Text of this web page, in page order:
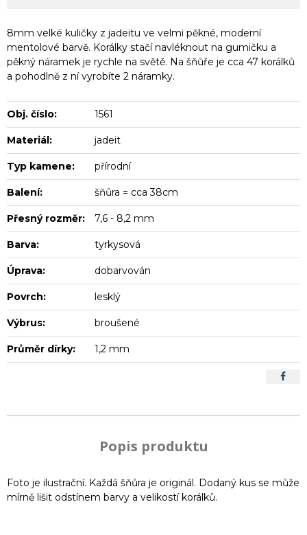
8mm velké kuličky z jadeitu ve velmi pěkné, moderní
mentolové barvě. Korálky stačí navléknout na gumičku a
pěkný náramek je rychle na světě. Na šňůře je cca 47 korálků
a pohodlně z ní vyrobíte 2 náramky.
Obj. číslo: 1561
Materiál: jadeit
Typ kamene: přírodní
Balení: šňůra = cca 38cm
Přesný rozměr: 7,6 - 8,2 mm
Barva: tyrkysová
Úprava: dobarvován
Povrch: lesklý
Výbrus: broušené
Průměr dírky: 1,2 mm
Popis produktu
Foto je ilustrační. Každá šňůra je originál. Dodaný kus se může
mírně lišit odstínem barvy a velikostí korálků.